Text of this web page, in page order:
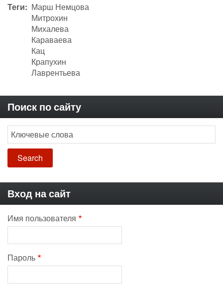
Теги
Марш Немцова
Митрохин
Михалева
Караваева
Кац
Крапухин
Лаврентьева
Поиск по сайту
Search
Вход на сайт
Имя пользователя
Пароль